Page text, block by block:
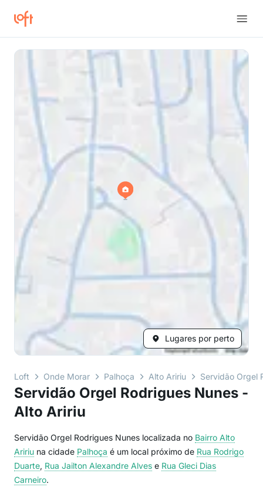
Lugares por perto
Loft Onde Morar Palhoça Alto Aririu Servidão Orgel
Servidão Orgel Rodrigues Nunes -
Alto Aririu
Servidão Orgel Rodrigues Nunes localizada no Bairro Alto
Aririu na cidade Palhoça é um local próximo de Rua Rodrigo
Duarte, Rua Jailton Alexandre Alves e Rua Gleci Dias
Carneiro.